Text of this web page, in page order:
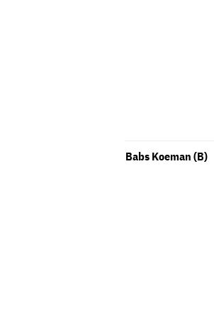
Babs Koeman (B)